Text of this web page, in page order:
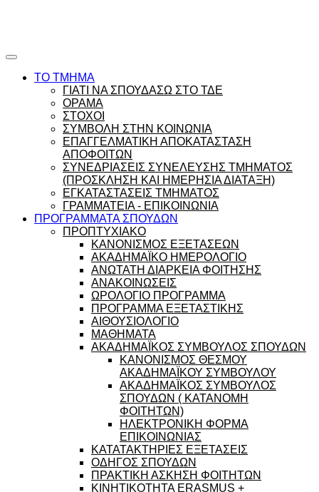
ΤΟ ΤΜΗΜΑ
ΓΙΑΤΙ ΝΑ ΣΠΟΥΔΑΣΩ ΣΤΟ ΤΔΕ
ΟΡΑΜΑ
ΣΤΟΧΟΙ
ΣΥΜΒΟΛΗ ΣΤΗΝ ΚΟΙΝΩΝΙΑ
ΕΠΑΓΓΕΛΜΑΤΙΚΗ ΑΠΟΚΑΤΑΣΤΑΣΗ
ΑΠΟΦΟΙΤΩΝ
ΣΥΝΕΔΡΙΑΣΕΙΣ ΣΥΝΕΛΕΥΣΗΣ ΤΜΗΜΑΤΟΣ
(ΠΡΟΣΚΛΗΣΗ ΚΑΙ ΗΜΕΡΗΣΙΑ ΔΙΑΤΑΞΗ)
ΕΓΚΑΤΑΣΤΑΣΕΙΣ ΤΜΗΜΑΤΟΣ
ΓΡΑΜΜΑΤΕΙΑ - ΕΠΙΚΟΙΝΩΝΙΑ
ΠΡΟΓΡΑΜΜΑΤΑ ΣΠΟΥΔΩΝ
ΠΡΟΠΤΥΧΙΑΚΟ
ΚΑΝΟΝΙΣΜΟΣ ΕΞΕΤΑΣΕΩΝ
ΑΚΑΔΗΜΑΪΚΟ ΗΜΕΡΟΛΟΓΙΟ
ΑΝΩΤΑΤΗ ΔΙΑΡΚΕΙΑ ΦΟΙΤΗΣΗΣ
ΑΝΑΚΟΙΝΩΣΕΙΣ
ΩΡΟΛΟΓΙΟ ΠΡΟΓΡΑΜΜΑ
ΠΡΟΓΡΑΜΜΑ ΕΞΕΤΑΣΤΙΚΗΣ
ΑΙΘΟΥΣΙΟΛΟΓΙΟ
ΜΑΘΗΜΑΤΑ
ΑΚΑΔΗΜΑΪΚΟΣ ΣΥΜΒΟΥΛΟΣ ΣΠΟΥΔΩΝ
ΚΑΝΟΝΙΣΜΟΣ ΘΕΣΜΟΥ
ΑΚΑΔΗΜΑΪΚΟΥ ΣΥΜΒΟΥΛΟΥ
ΑΚΑΔΗΜΑΪΚΟΣ ΣΥΜΒΟΥΛΟΣ
ΣΠΟΥΔΩΝ ( ΚΑΤΑΝΟΜΗ
ΦΟΙΤΗΤΩΝ)
ΗΛΕΚΤΡΟΝΙΚΗ ΦΟΡΜΑ
ΕΠΙΚΟΙΝΩΝΙΑΣ
ΚΑΤΑΤΑΚΤΗΡΙΕΣ ΕΞΕΤΑΣΕΙΣ
ΟΔΗΓΟΣ ΣΠΟΥΔΩΝ
ΠΡΑΚΤΙΚΗ ΑΣΚΗΣΗ ΦΟΙΤΗΤΩΝ
ΚΙΝΗΤΙΚΟΤΗΤΑ ERASMUS +